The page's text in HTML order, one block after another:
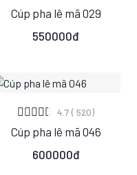
S M L
Cúp pha lê mã 029
550000đ
XEM CHI TIẾT
S M L
4.7 ( 520)
Cúp pha lê mã 046
600000đ